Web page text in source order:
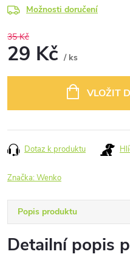
Možnosti doručení
35 Kč
29 Kč / ks
VLOŽIT
Dotaz k produktu
Značka:Wenko
Popis produktu
Detailní popis